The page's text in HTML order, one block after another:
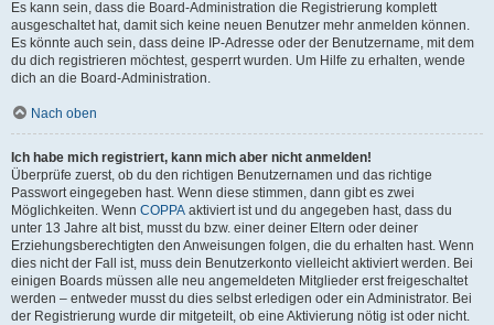
Es kann sein, dass die Board-Administration die Registrierung komplett
ausgeschaltet hat, damit sich keine neuen Benutzer mehr anmelden können.
Es könnte auch sein, dass deine IP-Adresse oder der Benutzername, mit dem
du dich registrieren möchtest, gesperrt wurden. Um Hilfe zu erhalten, wende
dich an die Board-Administration.
Nach oben
Ich habe mich registriert, kann mich aber nicht anmelden!
Überprüfe zuerst, ob du den richtigen Benutzernamen und das richtige
Passwort eingegeben hast. Wenn diese stimmen, dann gibt es zwei
Möglichkeiten. Wenn COPPA aktiviert ist und du angegeben hast, dass du
unter 13 Jahre alt bist, musst du bzw. einer deiner Eltern oder deiner
Erziehungsberechtigten den Anweisungen folgen, die du erhalten hast. Wenn
dies nicht der Fall ist, muss dein Benutzerkonto vielleicht aktiviert werden. Bei
einigen Boards müssen alle neu angemeldeten Mitglieder erst freigeschaltet
werden – entweder musst du dies selbst erledigen oder ein Administrator. Bei
der Registrierung wurde dir mitgeteilt, ob eine Aktivierung nötig ist oder nicht.